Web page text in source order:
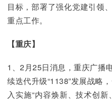
目标，部署了强化党建引领
重点工作。
【重庆】
1、2月25日消息，重庆广播
续迭代升级“1138”发展战略
入实施“内容焕新、技术创新